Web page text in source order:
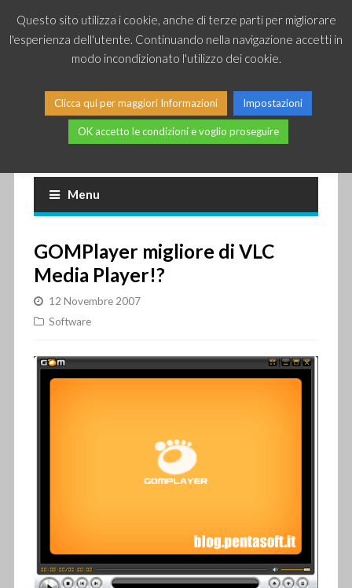
Piccole news dal mondo IT
Menu
GOMPlayer migliore di VLC
Media Player!?
12 Novembre 2007
Software
Questo sito utilizza i cookie, anche di terze parti per migliorare
l'esperienza dell'utente. Continuando nella navigazione accetti in
modo incondizionato l'utilizzo dei cookie.
Clicca qui per maggiori Informazioni Impostazioni
OK accetto le condizioni e voglio proseguire